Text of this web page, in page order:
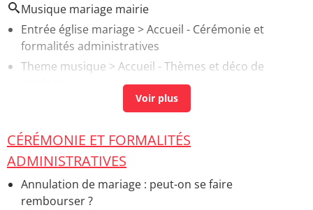
Musique mariage mairie
Entrée église mariage> Accueil - Cérémonie et
formalités administratives
Theme musique > Accueil - Thèmes et déco de
Groupe musique mariage > Accueil - Prestataires et
Anniversaire de mariage> Accueil - Anniversaire de
mariage
Mariage laique
> Accueil - Les différents mariages par
culture
CÉRÉMONIE ET FORMALITÉS
ADMINISTRATIVES
Annulation de mariage : peut-on se faire
rembourser ?